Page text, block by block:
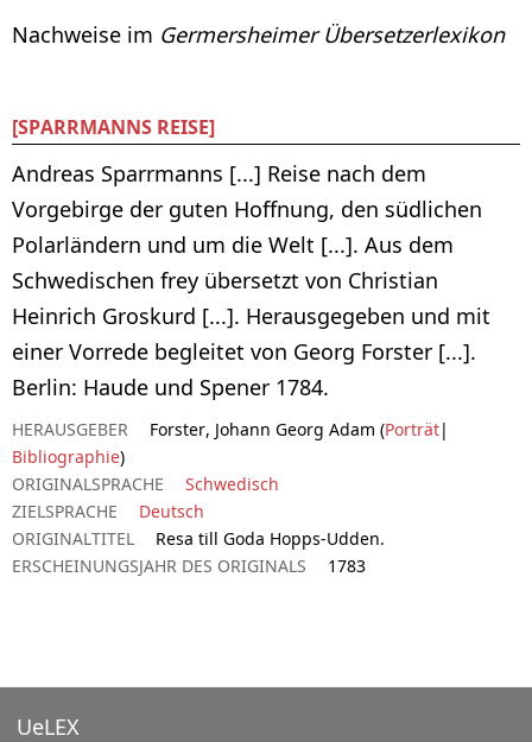
Nachweise im Germersheimer Übersetzerlexikon
[SPARRMANNS REISE]
Andreas Sparrmanns [...] Reise nach dem
Vorgebirge der guten Hoffnung, den südlichen
Polarländern und um die Welt [...]. Aus dem
Schwedischen frey übersetzt von Christian
Heinrich Groskurd [...]. Herausgegeben und mit
einer Vorrede begleitet von Georg Forster [...].
Berlin: Haude und Spener 1784.
HERAUSGEBER Forster, Johann Georg Adam (Porträt|
Bibliographie)
ORIGINALSPRACHE
Schwedisch
ZIELSPRACHE
Deutsch
ORIGINALTITEL
Resa till Goda Hopps-Udden.
ERSCHEINUNGSJAHR DES ORIGINALS
1783
UeLEX